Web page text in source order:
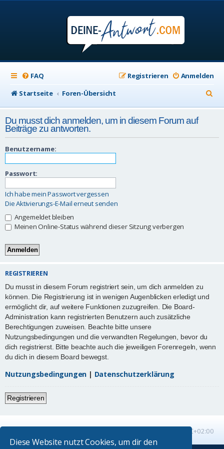
Diese Website nutzt Cookies, um dir den
FAQ Anmelden
Registrieren
Startseite
Foren-Übersicht
u
h
Du musst dich anmelden, um in diesem Forum auf
Beiträge zu antworten.
Benutzername:
Passwort:
Ich habe mein Passwort vergessen
Die Aktivierungs-E-Mail erneut senden
Angemeldet bleiben
Meinen Online-Status während dieser Sitzung verbergen
REGISTRIEREN
Du musst in diesem Forum registriert sein, um dich anmelden zu
können. Die Registrierung ist in wenigen Augenblicken erledigt und
ermöglicht dir, auf weitere Funktionen zuzugreifen. Die Board-
Administration kann registrierten Benutzern auch zusätzliche
Berechtigungen zuweisen. Beachte bitte unsere
Nutzungsbedingungen und die verwandten Regelungen, bevor du
dich registrierst. Bitte beachte auch die jeweiligen Forenregeln, wenn
du dich in diesem Board bewegst.
Nutzungsbedingungen | Datenschutzerklärung
Registrieren
UTC+02:00